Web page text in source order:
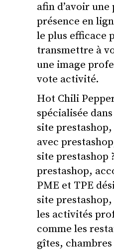
afin d’avoir
présence en
le plus efficace
transmettre à
une image
vote activité.
Hot Chili
spécialisée
site
avec
site prestashop
prestashop,
PME et TPE
site
les activités
comme les
gîtes, chambres